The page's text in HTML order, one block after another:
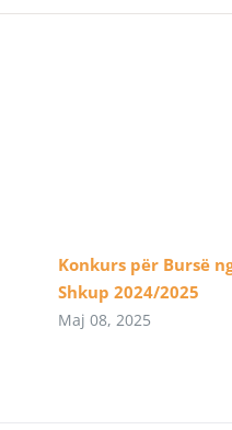
Konkurs për Bursë
Shkup 2024/2025
Maj 08, 2025